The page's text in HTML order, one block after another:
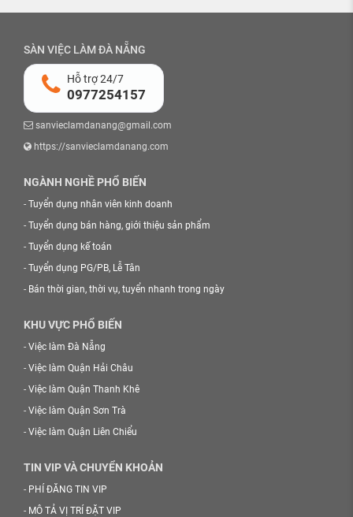
SÀN VIỆC LÀM ĐÀ NẴNG
Hỗ trợ 24/7
0977254157
sanvieclamdanang@gmail.com
https://sanvieclamdanang.com
NGÀNH NGHỀ PHỔ BIẾN
- Tuyển dụng nhân viên kinh doanh
- Tuyển dụng bán hàng, giới thiệu sản phẩm
- Tuyển dụng kế toán
- Tuyển dụng PG/PB, Lễ Tân
- Bán thời gian, thời vụ, tuyển nhanh trong ngày
KHU VỰC PHỔ BIẾN
- Việc làm Đà Nẵng
- Việc làm Quận Hải Châu
- Việc làm Quận Thanh Khê
- Việc làm Quận Sơn Trà
- Việc làm Quận Liên Chiểu
TIN VIP VÀ CHUYỂN KHOẢN
- PHÍ ĐĂNG TIN VIP
- MÔ TẢ VỊ TRÍ ĐẶT VIP